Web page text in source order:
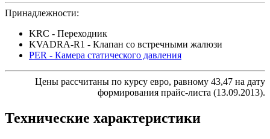
Принадлежности:
KRC - Переходник
KVADRA-R1 - Клапан со встречными жалюзи
PER - Камера статического давления
Цены рассчитаны по курсу евро, равному 43,47 на дату
формирования прайс-листа (13.09.2013).
Технические характеристики